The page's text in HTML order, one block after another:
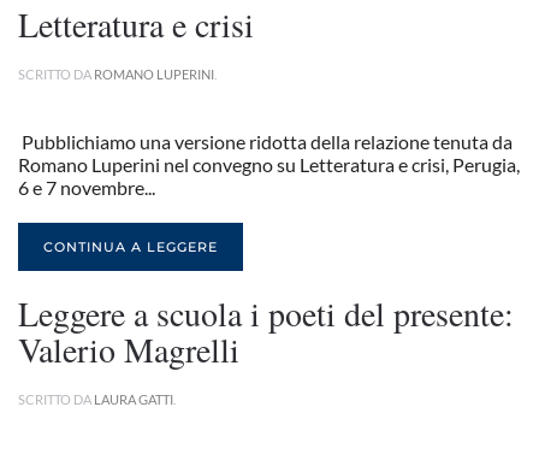
Letteratura e crisi
SCRITTO DA ROMANO LUPERINI
Pubblichiamo una versione ridotta della relazione tenuta da
Romano Luperini nel convegno su Letteratura e crisi, Perugia,
6 e 7 novembre...
CONTINUA A LEGGERE
Leggere a scuola i poeti del presente:
Valerio Magrelli
SCRITTO DA LAURA GATTI